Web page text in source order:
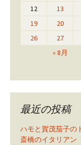
« 8月
12
13
19
20
26
27
最近の投稿
ハモと賀茂茄子
斎橋のイタリアン